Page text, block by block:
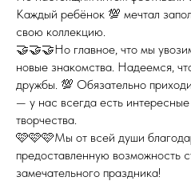
Каждый ребёнок 💯 мечтал
свою коллекцию.
🤝🤝🤝Но главное, что мы
новые знакомства. Надеемся,
дружбы. 💯 Обязательно
— у нас всегда есть
творчества.
🩷🩷🩷Мы от всей души
предоставленную возможность
замечательного праздника!